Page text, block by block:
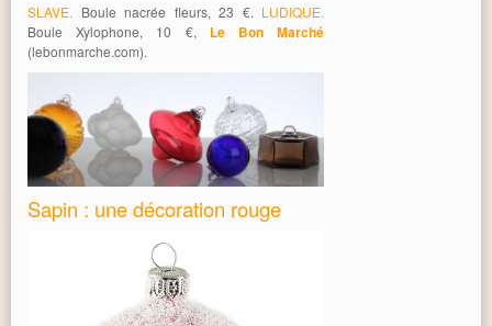
SLAVE. Boule nacrée fleurs, 23 €. LUDIQUE.
Boule Xylophone, 10 €, Le Bon Marché
(lebonmarche.com).
Sapin : une décoration rouge